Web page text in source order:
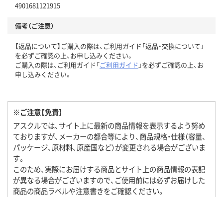
4901681121915
備考（ご注意）
【返品について】ご購入の際は、ご利用ガイド「返品・交換について」
を必ずご確認の上、お申し込みください。
ご購入の際は、ご利用ガイド「ご利用ガイド 」を必ずご確認の上、お
申し込みください。
※ご注意【免責】
アスクルでは、サイト上に最新の商品情報を表示するよう努め
ておりますが、メーカーの都合等により、商品規格・仕様（容量、
パッケージ、原材料、原産国など）が変更される場合がございま
す。
このため、実際にお届けする商品とサイト上の商品情報の表記
が異なる場合がございますので、ご使用前には必ずお届けした
商品の商品ラベルや注意書きをご確認ください。